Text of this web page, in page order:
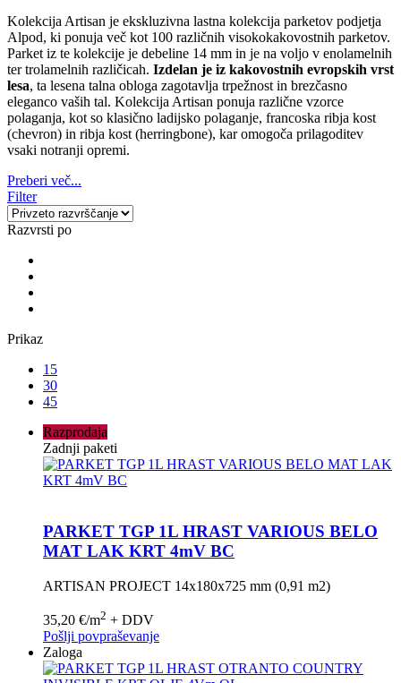
Kolekcija Artisan je ekskluzivna lastna kolekcija parketov podjetja
Alpod, ki ponuja več kot 100 različnih visokokakovostnih parketov.
Parket iz te kolekcije je debeline 14 mm in je na voljo v enolamelnih
ter trolamelnih različicah. Izdelan je iz kakovostnih evropskih vrst
lesa, ta lesena talna obloga zagotavlja trpežnost in brezčasno
eleganco vaših tal. Kolekcija Artisan ponuja različne vzorce
polaganja, kot so klasično ladijsko polaganje, francoska ribja kost
(chevron) in ribja kost (herringbone), kar omogoča prilagoditev
vsaki notranji opremi.
Preberi več...
Filter
Razvrsti po
Prikaz
15
30
45
Razprodaja
Zadnji paketi
PARKET TGP 1L HRAST VARIOUS BELO
MAT LAK KRT 4mV BC
ARTISAN PROJECT 14x180x725 mm (0,91 m2)
35,20 €/m2 + DDV
Pošlji povpraševanje
Zaloga